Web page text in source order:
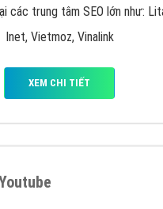
các trung tâm SEO lớn như:
Inet, Vietmoz, Vinalink
XEM CHI TIẾT